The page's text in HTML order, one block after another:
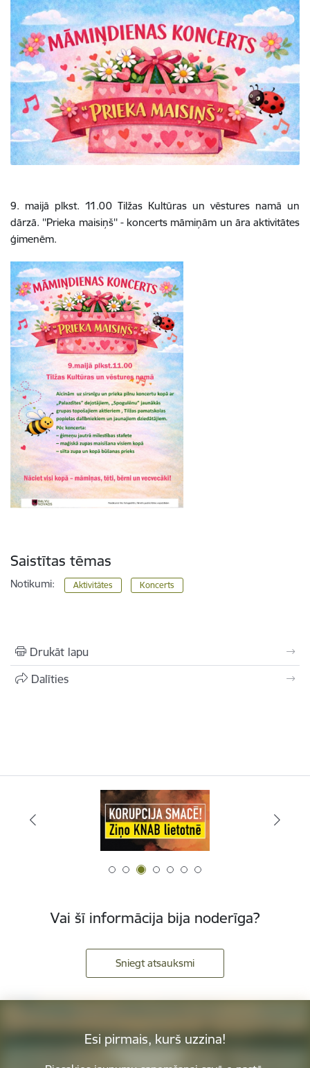
9. maijā plkst. 11.00 Tilžas Kultūras un vēstures namā un
dārzā. ''Prieka maisiņš'' - koncerts māmiņām un āra aktivitātes
ģimenēm.
Saistītas tēmas
Notikumi: Aktivitātes Koncerts
Drukāt lapu
Dalīties
Vai šī informācija bija noderīga?
Sniegt atsauksmi
Esi pirmais, kurš uzzina!